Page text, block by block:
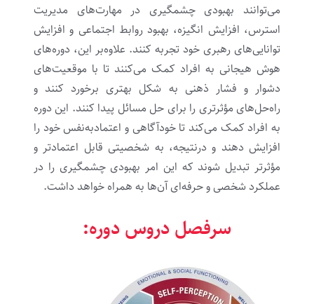
می‌توانند بهبودی چشمگیری در مهارت‌های مدیریت
استرس، افزایش انگیزه، بهبود روابط اجتماعی و افزایش
توانایی‌های رهبری خود تجربه کنند. علاوه‌بر این، دوره‌های
هوش هیجانی به افراد کمک می‌کنند تا با موقعیت‌های
دشوار و فشار ذهنی به شکل بهتری برخورد کنند و
راه‌حل‌های مؤثرتری را برای حل مسائل پیدا کنند. این دوره‌
به افراد کمک می‌کند تا خودآگاهی و اعتمادبه‌نفس خود را
افزایش دهند و درنتیجه، به شخصیتی قابل اعتمادتر و
مؤثرتر تبدیل شوند که این امر بهبودی چشمگیری را در
عملکرد شخصی و حرفه‌ای آن‌ها به همراه خواهد داشت.
سرفصل دروس دوره: